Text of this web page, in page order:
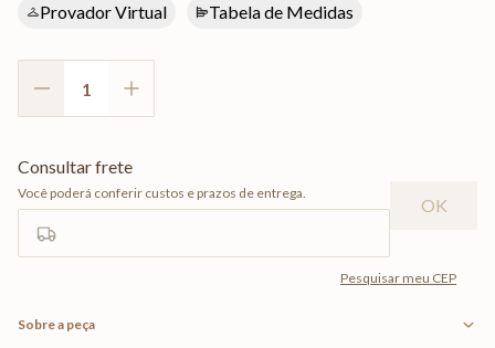
Provador Virtual Tabela de Medidas
Sobre a peça